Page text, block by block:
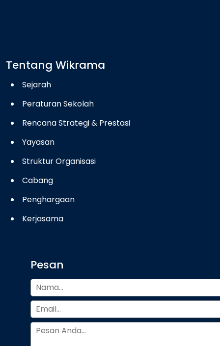
Tentang Wikrama
Sejarah
Peraturan Sekolah
Rencana Strategi & Prestasi
Yayasan
Struktur Organisasi
Cabang
Penghargaan
Kerjasama
Pesan